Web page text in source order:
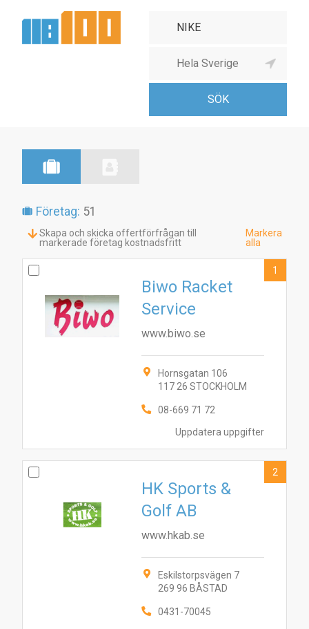
Företag: 51
Skapa och skicka offertförfrågan till
markerade företag kostnadsfritt
Markera
alla
Uppdatera uppgifter
Biwo Racket
Service
www.biwo.se
Hornsgatan 106
117 26 STOCKHOLM
08-669 71 72
1
HK Sports &
Golf AB
www.hkab.se
Eskilstorpsvägen 7
269 96 BÅSTAD
0431-70045
2